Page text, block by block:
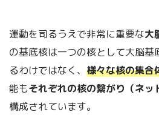
運動を司るうえで非常に重要な大
の基底核は一つの核として大脳基
るわけではなく、 様々な核の集合
能もそれぞれの核の繋がり（ネッ
構成されています。